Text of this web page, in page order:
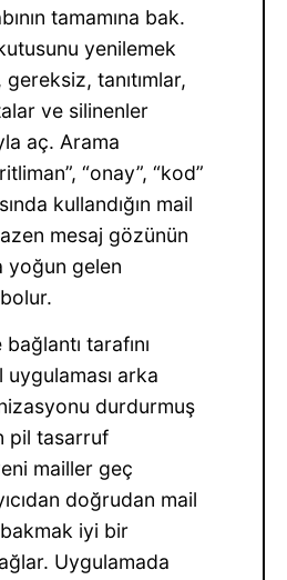
tamamına bak.
yenilemek
tanıtımlar,
ve silinenler
aç. Arama
“onay”, “kod”
kullandığın mail
mesaj gözünün
yoğun gelen
tarafını
arka
durdurmuş
pil tasarruf
mailler geç
doğrudan mail
iyi bir
Uygulamada